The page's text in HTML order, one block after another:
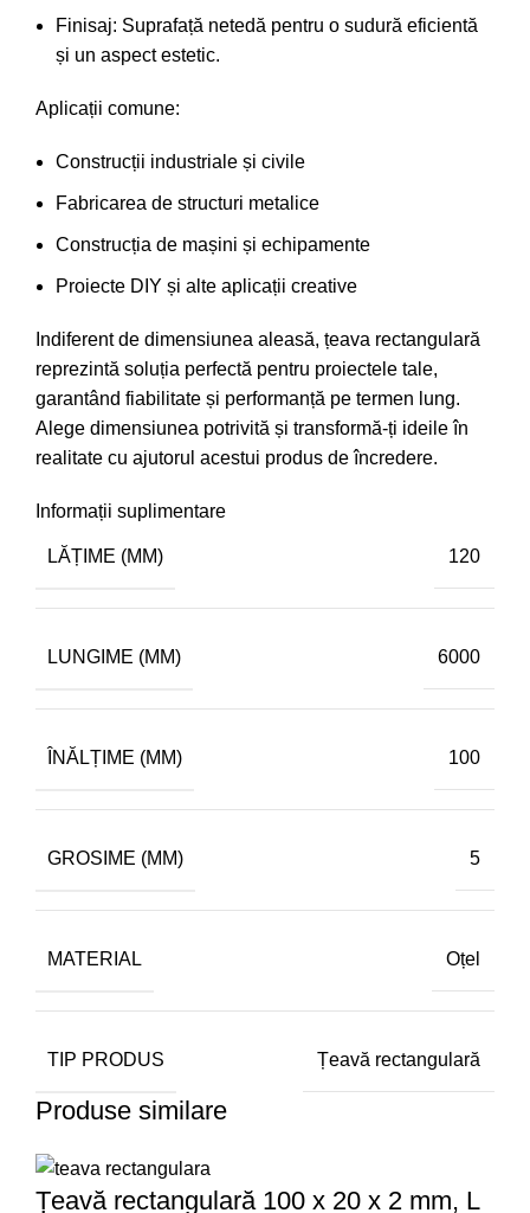
Finisaj: Suprafață netedă pentru o sudură eficientă
și un aspect estetic.
Aplicații comune:
Construcții industriale și civile
Fabricarea de structuri metalice
Construcția de mașini și echipamente
Proiecte DIY și alte aplicații creative
Indiferent de dimensiunea aleasă, țeava rectangulară
reprezintă soluția perfectă pentru proiectele tale,
garantând fiabilitate și performanță pe termen lung.
Alege dimensiunea potrivită și transformă-ți ideile în
realitate cu ajutorul acestui produs de încredere.
Informații suplimentare
LĂȚIME (MM) 120
LUNGIME (MM) 6000
ÎNĂLȚIME (MM) 100
GROSIME (MM) 5
MATERIAL Oțel
TIP PRODUS Țeavă rectangulară
Produse similare
Țeavă rectangulară 100 x 20 x 2 mm, L